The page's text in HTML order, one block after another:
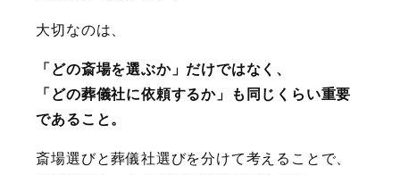
大切なのは、
「どの斎場を選ぶか」だけではなく、
「どの葬儀社に依頼するか」も同じくらい重要
であること。
斎場選びと葬儀社選びを分けて考えることで、